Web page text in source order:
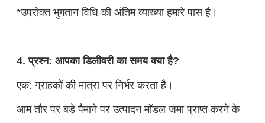
*उपरोक्त भुगतान विधि की अंतिम व्याख्या हमारे पास है।
4. प्रश्न: आपका डिलीवरी का समय क्या है?
एक: ग्राहकों की मात्रा पर निर्भर करता है।
आम तौर पर बड़े पैमाने पर उत्पादन मॉडल जमा प्राप्त करने के